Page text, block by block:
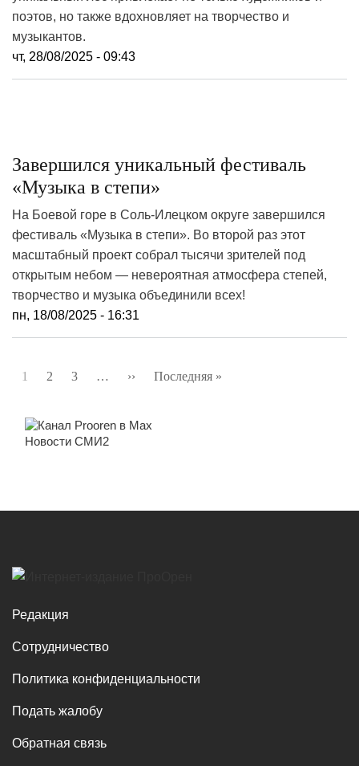
поэтов, но также вдохновляет на творчество и
музыкантов.
чт, 28/08/2025 - 09:43
Завершился уникальный фестиваль
«Музыка в степи»
На Боевой горе в Соль-Илецком округе завершился
фестиваль «Музыка в степи». Во второй раз этот
масштабный проект собрал тысячи зрителей под
открытым небом — невероятная атмосфера степей,
творчество и музыка объединили всех!
пн, 18/08/2025 - 16:31
Нумерация
1 2 3 … ›› Следующая
Последняя »
Новости СМИ2
Редакция
Сотрудничество
Политика конфиденциальности
Подать жалобу
Обратная связь